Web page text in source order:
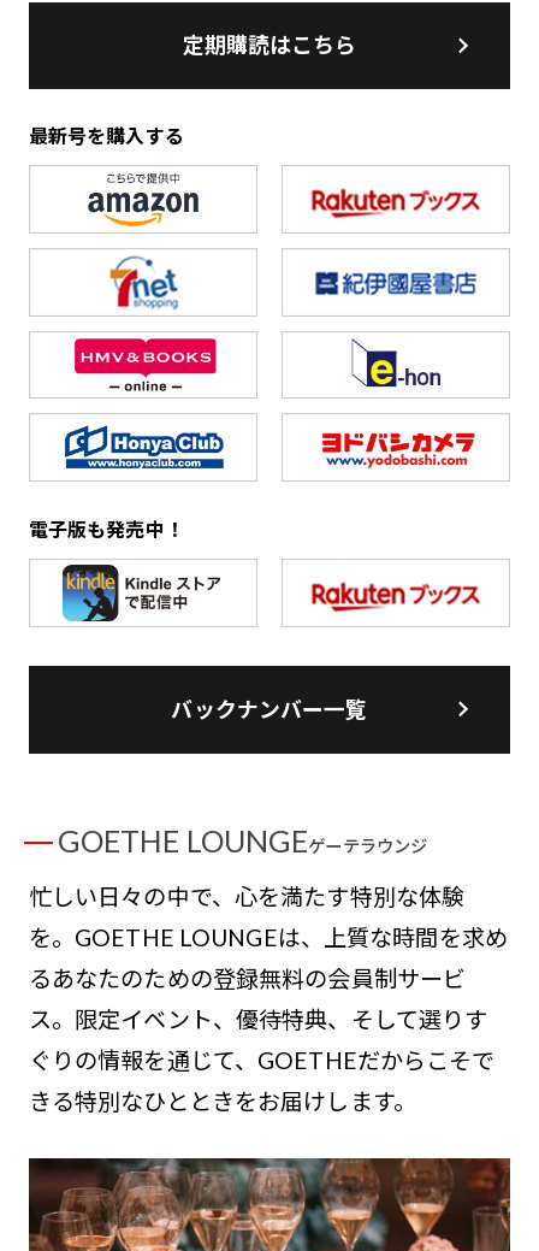
定期購読はこちら
最新号を購入する
電子版も発売中！
バックナンバー一覧
GOETHE LOUNGEゲーテラウンジ
忙しい日々の中で、心を満たす特別な体験
を。GOETHE LOUNGEは、上質な時間を求め
るあなたのための登録無料の会員制サービ
ス。限定イベント、優待特典、そして選りす
ぐりの情報を通じて、GOETHEだからこそで
きる特別なひとときをお届けします。